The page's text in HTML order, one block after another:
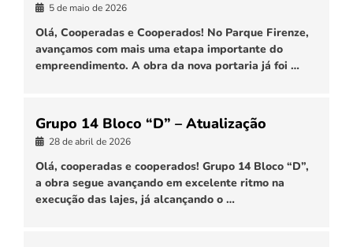
5 de maio de 2026
Olá, Cooperadas e Cooperados! No Parque Firenze,
avançamos com mais uma etapa importante do
empreendimento. A obra da nova portaria já foi …
Grupo 14 Bloco “D” – Atualização
28 de abril de 2026
Olá, cooperadas e cooperados! Grupo 14 Bloco “D”,
a obra segue avançando em excelente ritmo na
execução das lajes, já alcançando o …